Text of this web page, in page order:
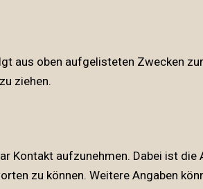
aus oben aufgelisteten Zwecken zur
ziehen.
Kontakt aufzunehmen. Dabei ist die
zu können. Weitere Angaben